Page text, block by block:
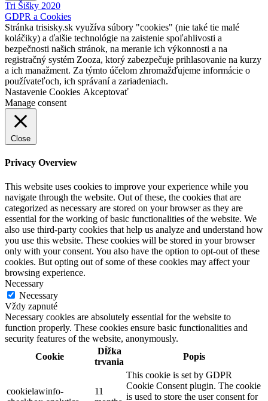
Tri Šišky 2020
GDPR a Cookies
Stránka trisisky.sk využíva súbory "cookies" (nie také tie malé
koláčiky) a ďalšie technológie na zaistenie spoľahlivosti a
bezpečnosti našich stránok, na meranie ich výkonnosti a na
registračný systém Zooza, ktorý zabezpečuje prihlasovanie na kurzy
a ich manažment. Za týmto účelom zhromažďujeme informácie o
používateľoch, ich správaní a zariadeniach.
Nastavenie Cookies Akceptovať
Manage consent
Close
Privacy Overview
This website uses cookies to improve your experience while you
navigate through the website. Out of these, the cookies that are
categorized as necessary are stored on your browser as they are
essential for the working of basic functionalities of the website. We
also use third-party cookies that help us analyze and understand how
you use this website. These cookies will be stored in your browser
only with your consent. You also have the option to opt-out of these
cookies. But opting out of some of these cookies may affect your
browsing experience.
Necessary
Necessary
Vždy zapnuté
Necessary cookies are absolutely essential for the website to
function properly. These cookies ensure basic functionalities and
security features of the website, anonymously.
Cookie
Dĺžka
trvania
Popis
cookielawinfo-
11
This cookie is set by GDPR
Cookie Consent plugin. The cookie
is used to store the user consent for